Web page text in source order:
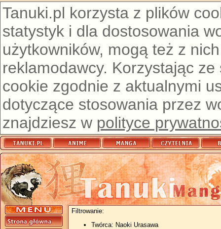
Tanuki.pl korzysta z plików
statystyk i dla dostosowania
użytkowników, mogą też z
reklamodawcy. Korzystając
cookie zgodnie z aktualnymi
dotyczące stosowania przez
znajdziesz w polityce
Filtrowanie:
Twórca: Naoki Urasawa